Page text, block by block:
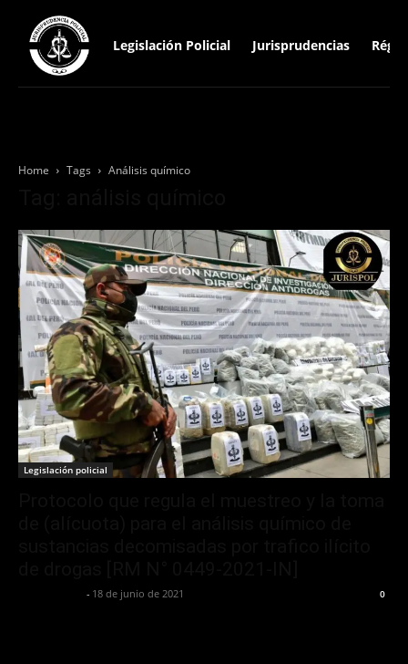
Legislación Policial Jurisprudencias
Home Tags Análisis químico
Legislación policial
- 18 de junio de 2021 0